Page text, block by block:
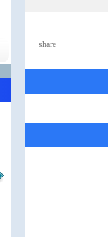
share